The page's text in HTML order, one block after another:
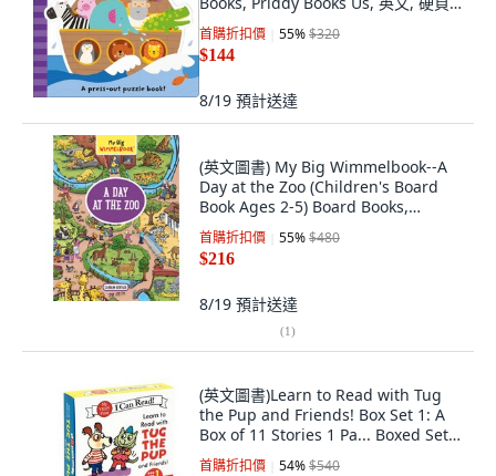
書
首購折扣價 55%$320
$144
8/19 預計送達
(英文圖書) My Big Wimmelbook--A
Day at the Zoo (Children's Board
Book Ages 2-5) Board Books,
Experiment, 英文, 硬頁書
首購折扣價 55%$480
$216
8/19 預計送達
(1)
(英文圖書)Learn to Read with Tug
the Pup and Friends! Box Set 1: A
Box of 11 Stories 1 Pa... Boxed Set,
HarperCollins, 英文, 盒裝
首購折扣價 54%$540